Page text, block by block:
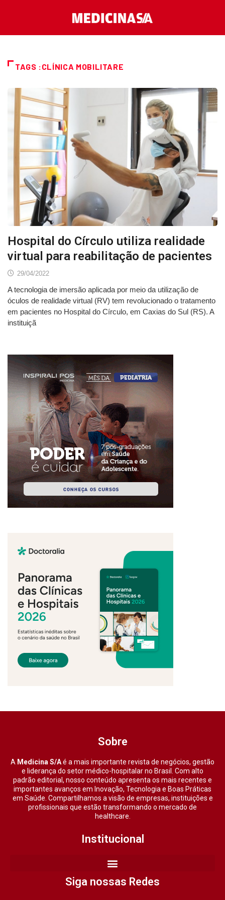
TAGS :CLÍNICA MOBILITARE
Hospital do Círculo utiliza realidade
virtual para reabilitação de pacientes
29/04/2022
A tecnologia de imersão aplicada por meio da utilização de
óculos de realidade virtual (RV) tem revolucionado o tratamento
em pacientes no Hospital do Círculo, em Caxias do Sul (RS). A
instituiçã
Sobre
A Medicina S/Aé a mais importante revista de negócios, gestão
e liderança do setor médico-hospitalar no Brasil. Com alto
padrão editorial, nosso conteúdo apresenta os mais recentes e
importantes avanços em Inovação, Tecnologia e Boas Práticas
em Saúde. Compartilhamos a visão de empresas, instituições e
profissionais que estão transformando o mercado de
healthcare.
Institucional
Siga nossas Redes